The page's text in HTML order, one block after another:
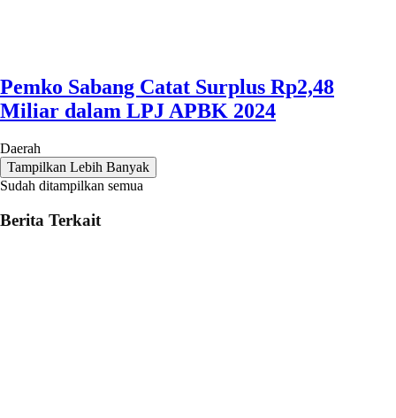
Pemko Sabang Catat Surplus Rp2,48
Miliar dalam LPJ APBK 2024
Daerah
Tampilkan Lebih Banyak
Sudah ditampilkan semua
Berita Terkait